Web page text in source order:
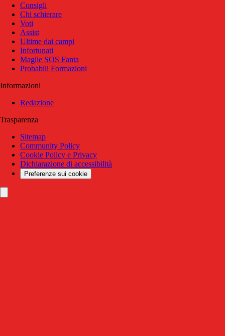
Consigli
Chi schierare
Voti
Assist
Ultime dai campi
Infortunati
Maglie SOS Fanta
Probabili Formazioni
Informazioni
Redazione
Trasparenza
Sitemap
Community Policy
Cookie Policy e Privacy
Dichiarazione di accessibilità
Preferenze sui cookie